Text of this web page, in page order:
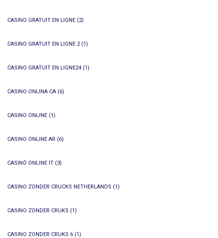
CASINO GRATUIT EN LIGNE (2)
CASINO GRATUIT EN LIGNE 2(1)
CASINO GRATUIT EN LIGNE24 (1)
CASINO ONLINA CA (6)
CASINO ONLINE (1)
CASINO ONLINE AR (6)
CASINÒ ONLINE IT (3)
CASINO ZONDER CRUCKS NETHERLANDS (1)
CASINO ZONDER CRUKS (1)
CASINO ZONDER CRUKS 6 (1)